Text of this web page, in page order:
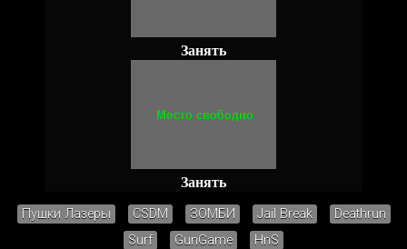
Занять
Занять
Пушки Лазеры CSDM ЗОМБИ Jail Break
Deathrun
Surf
GunGame HnS